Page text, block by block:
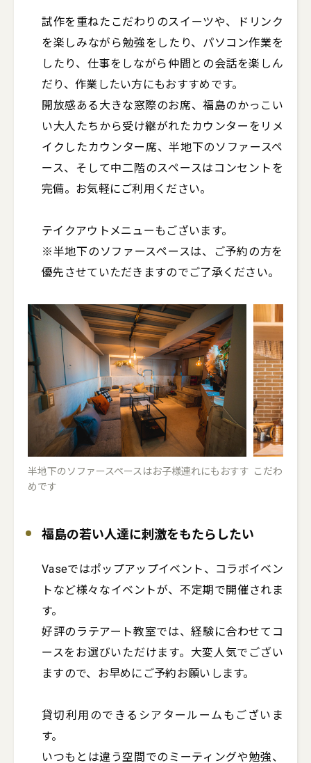
試作を重ねたこだわりのスイーツや、ドリンク
を楽しみながら勉強をしたり、パソコン作業を
したり、仕事をしながら仲間との会話を楽しん
だり、作業したい方にもおすすめです。
開放感ある大きな窓際のお席、福島のかっこい
い大人たちから受け継がれたカウンターをリメ
イクしたカウンター席、半地下のソファースペ
ース、そして中二階のスペースはコンセントを
完備。お気軽にご利用ください。
テイクアウトメニューもございます。
※半地下のソファースペースは、ご予約の方を
優先させていただきますのでご了承ください。
半地下のソファースペースはお子様連れにもおすす
めです
こだわりの
福島の若い人達に刺激をもたらしたい
Vaseではポップアップイベント、コラボイベン
トなど様々なイベントが、不定期で開催されま
す。
好評のラテアート教室では、経験に合わせてコ
ースをお選びいただけます。大変人気でござい
ますので、お早めにご予約お願いします。
貸切利用のできるシアタールームもございま
す。
いつもとは違う空間でのミーティングや勉強、